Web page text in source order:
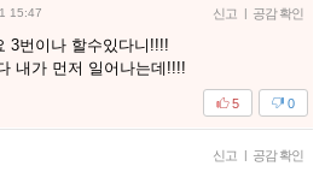
15:47 신고 | 공감 확인
3번이나 할수있다니!!!!
내가 먼저 일어나는데!!!!
0
5
신고 | 공감 확인